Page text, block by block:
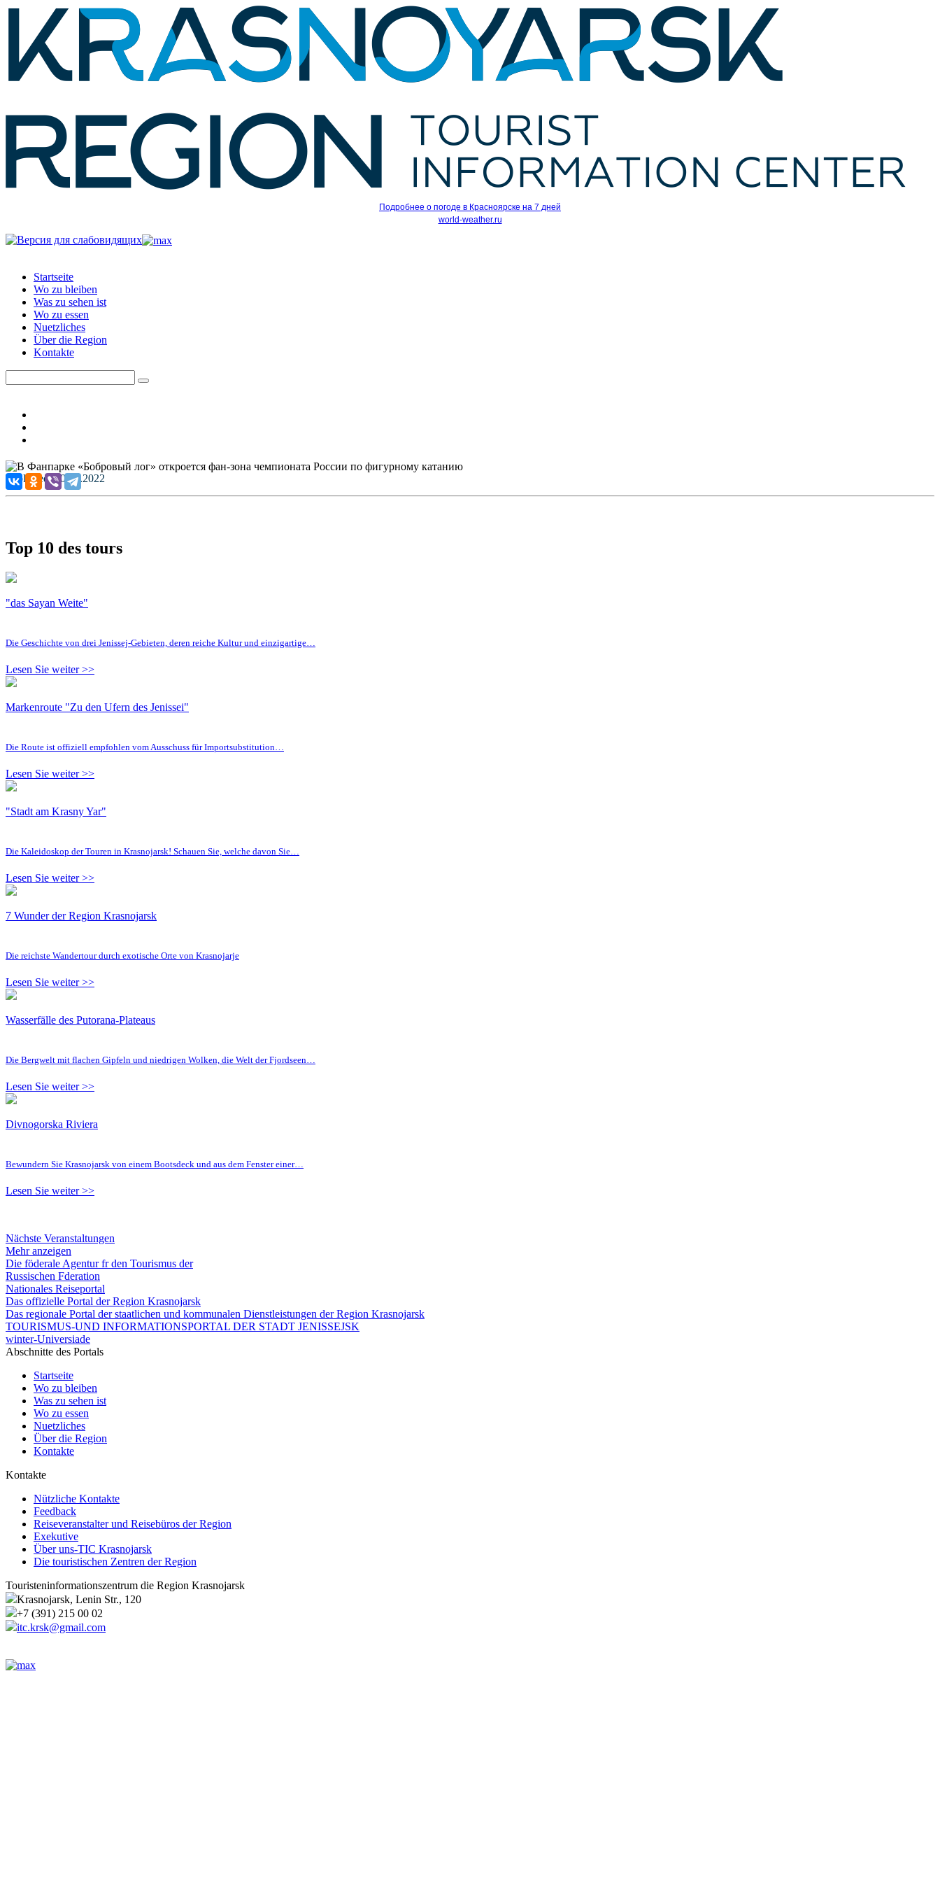
Подробнее о погоде в Красноярске на 7 дней
world-weather.ru
Startseite
Wo zu bleiben
Was zu sehen ist
Wo zu essen
Nuetzliches
Über die Region
Kontakte
Published: 20.12.2022
Top 10 des tours
"das Sayan Weite"
Die Geschichte von drei Jenissej-Gebieten, deren reiche Kultur und einzigartige…
Lesen Sie weiter >>
Markenroute "Zu den Ufern des Jenissei"
Die Route ist offiziell empfohlen vom Ausschuss für Importsubstitution…
Lesen Sie weiter >>
"Stadt am Krasny Yar"
Die Kaleidoskop der Touren in Krasnojarsk! Schauen Sie, welche davon Sie…
Lesen Sie weiter >>
7 Wunder der Region Krasnojarsk
Die reichste Wandertour durch exotische Orte von Krasnojarje
Lesen Sie weiter >>
Wasserfälle des Putorana-Plateaus
Die Bergwelt mit flachen Gipfeln und niedrigen Wolken, die Welt der Fjordseen…
Lesen Sie weiter >>
Divnogorska Riviera
Bewundern Sie Krasnojarsk von einem Bootsdeck und aus dem Fenster einer…
Lesen Sie weiter >>
Nächste Veranstaltungen
Mehr anzeigen
Die föderale Agentur fr den Tourismus der
Russischen Fderation
Nationales Reiseportal
Das offizielle Portal der Region Krasnojarsk
Das regionale Portal der staatlichen und kommunalen Dienstleistungen der Region Krasnojarsk
TOURISMUS-UND INFORMATIONSPORTAL DER STADT JENISSEJSK
winter-Universiade
Abschnitte des Portals
Startseite
Wo zu bleiben
Was zu sehen ist
Wo zu essen
Nuetzliches
Über die Region
Kontakte
Kontakte
Nützliche Kontakte
Feedback
Reiseveranstalter und Reisebüros der Region
Exekutive
Über uns-TIC Krasnojarsk
Die touristischen Zentren der Region
Touristeninformationszentrum die Region Krasnojarsk
Krasnojarsk, Lenin Str., 120
+7 (391) 215 00 02
itc.krsk@gmail.com